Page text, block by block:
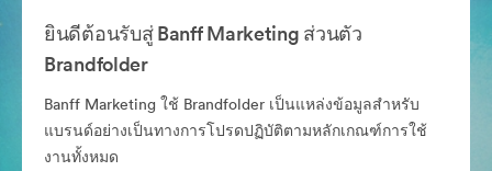
ยินดีต้อนรับสู่ Banff Marketing ส่วนตัว
Brandfolder
Banff Marketing ใช้ Brandfolder เป็นแหล่งข้อมูลสำหรับ
แบรนด์อย่างเป็นทางการโปรดปฏิบัติตามหลักเกณฑ์การใช้
งานทั้งหมด